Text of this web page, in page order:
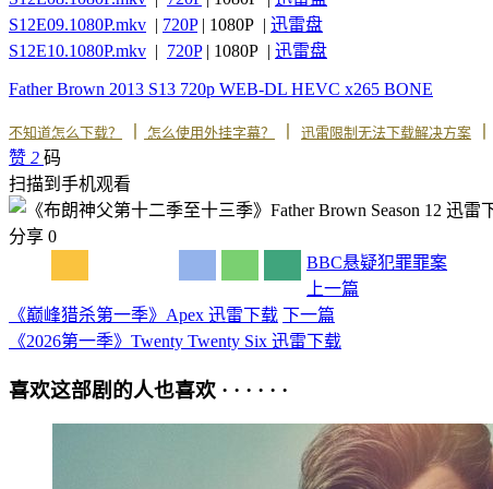
S12E09.1080P.mkv | 720P| 1080P | 迅雷盘
S12E10.1080P.mkv | 720P| 1080P | 迅雷盘
Father Brown 2013 S13 720p WEB-DL HEVC x265 BONE
不知道怎么下载？ 怎么使用外挂字幕？ 迅雷限制无法下载解决方案
赞 2 码
扫描到手机观看
分享 0
BBC悬疑犯罪罪案
上一篇
《巅峰猎杀第一季》Apex 迅雷下载 下一篇
《2026第一季》Twenty Twenty Six 迅雷下载
喜欢这部剧的人也喜欢 · · · · · ·